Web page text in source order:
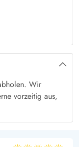
wo ihr viele
Umgebung
Wir
vorzeitig aus,